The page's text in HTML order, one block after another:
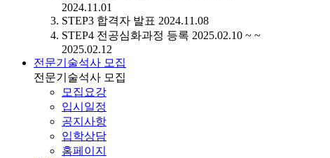
2024.11.01
STEP3 합격자 발표 2024.11.08
STEP4 전공심화과정 등록 2025.02.10 ~ ~
2025.02.12
전문기술석사 모집
전문기술석사 모집
모집요강
입시일정
공지사항
입학상담
홈페이지